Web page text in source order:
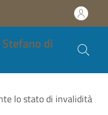
di
lo stato di invalidità